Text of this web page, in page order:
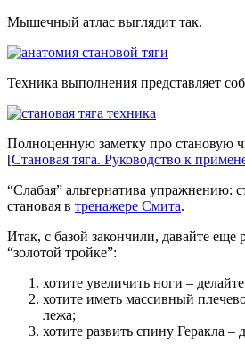
Мышечный атлас выглядит так.
Техника выполнения представляет
Полноценную заметку про становую
[Становая тяга. Руководство к
“Слабая” альтернатива упражнению:
становая в тренажере Смита.
Итак, с базой закончили, давайте
“золотой тройке”:
хотите увеличить ноги –
хотите иметь массивный
лежа;
хотите развить спину Геракла –